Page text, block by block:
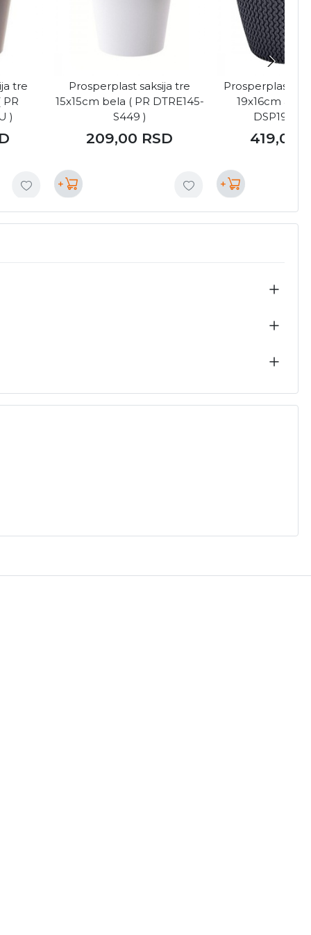
tre
PR
)
Prosperplast saksija tre
15x15cm bela ( PR DTRE145-
S449 )
209,00 RSD
+
Prosperplast
19x16cm
DSP190-
419,00
+